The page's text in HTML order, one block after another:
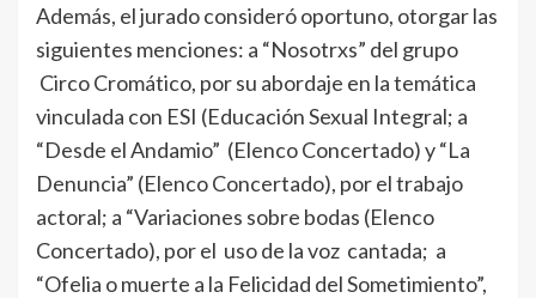
Además, el jurado consideró oportuno, otorgar las
siguientes menciones: a “Nosotrxs” del grupo
Circo Cromático, por su abordaje en la temática
vinculada con ESI (Educación Sexual Integral; a
“Desde el Andamio” (Elenco Concertado) y “La
Denuncia” (Elenco Concertado), por el trabajo
actoral; a “Variaciones sobre bodas (Elenco
Concertado), por el uso de la voz cantada; a
“Ofelia o muerte a la Felicidad del Sometimiento”,